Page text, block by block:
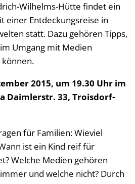
Wilhelms-Hütte findet ein
einer Entdeckungsreise in
statt. Dazu gehören Tipps,
Umgang mit Medien
2015, um 19.30 Uhr im
Daimlerstr. 33, Troisdorf-
für Familien: Wieviel
ist ein Kind reif für
Welche Medien gehören
und welche nicht? Durch